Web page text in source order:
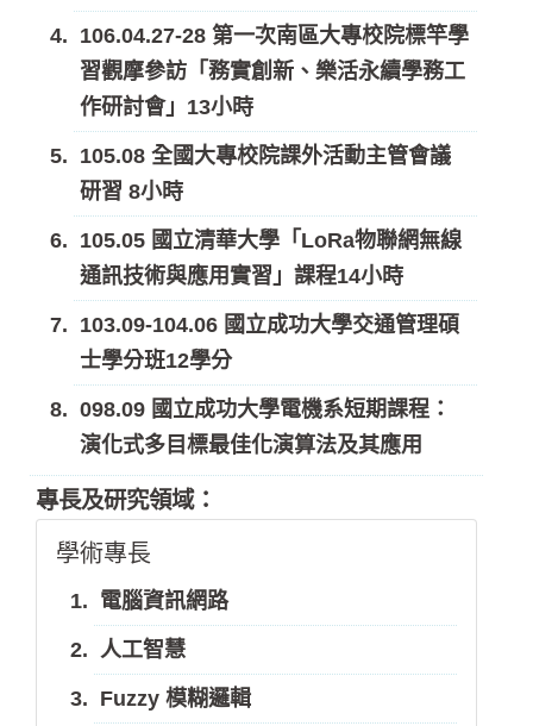
106.04.27-28 第一次南區大專校院標竿學
習觀摩參訪「務實創新、樂活永續學務工
作研討會」13小時
105.08 全國大專校院課外活動主管會議
研習 8小時
105.05 國立清華大學「LoRa物聯網無線
通訊技術與應用實習」課程14小時
103.09-104.06 國立成功大學交通管理碩
士學分班12學分
098.09 國立成功大學電機系短期課程：
演化式多目標最佳化演算法及其應用
專長及研究領域：
學術專長
電腦資訊網路
人工智慧
Fuzzy 模糊邏輯